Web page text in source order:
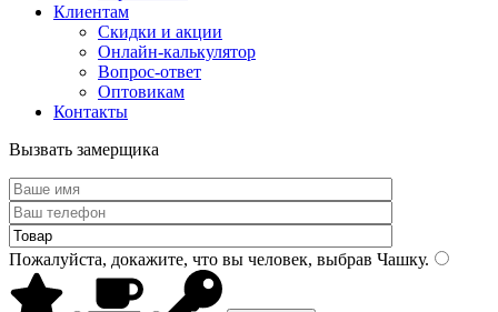
Клиентам
Скидки и акции
Онлайн-калькулятор
Вопрос-ответ
Оптовикам
Контакты
Вызвать замерщика
Пожалуйста, докажите, что вы человек, выбрав Чашку.